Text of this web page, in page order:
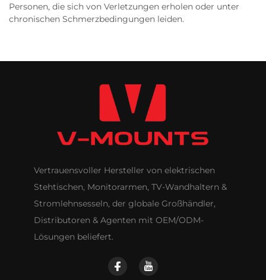
Personen, die sich von Verletzungen erholen oder unter
chronischen Schmerzbedingungen leiden.
Vertrauensvoller Hersteller von elektrischen
Stehtischen, Monitorarmen, TV-Wandhaltern &
Stromlehnsesseln, der globale Großhändler,
Distributoren & Agenten mit OEM/ODM-
Lösungen beliefert.